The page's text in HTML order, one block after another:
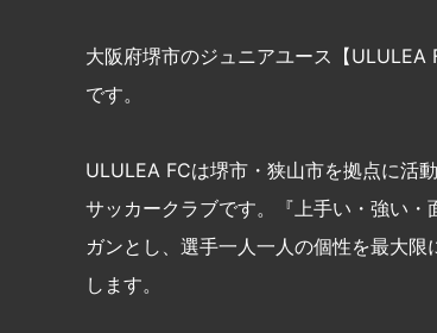
大阪府堺市のジュニアユース【ULULEA
です。
ULULEA FCは堺市・狭山市を拠点に活
サッカークラブです。『上手い・強い・
ガンとし、選手一人一人の個性を最大限
します。